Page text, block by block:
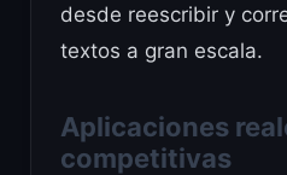
desde reescribir y
textos a gran escala.
Aplicaciones
competitivas